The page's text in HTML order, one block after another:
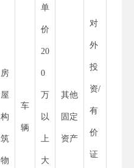
对
外
投
资/
有
价
证
房
屋
构
筑
物
车
辆
单
价
20
0
万
以
上
大
其他
固定
资产